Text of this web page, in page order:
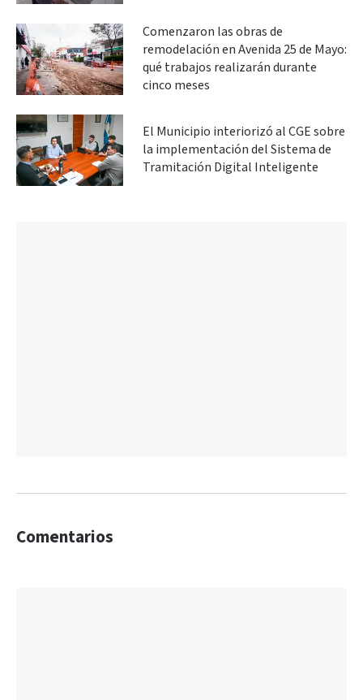
Comenzaron las obras de
remodelación en Avenida 25 de Mayo:
qué trabajos realizarán durante
cinco meses
El Municipio interiorizó al CGE sobre
la implementación del Sistema de
Tramitación Digital Inteligente
Comentarios